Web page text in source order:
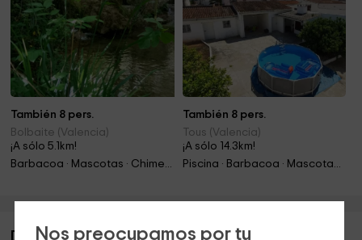
Nos preocupamos por tu
También 8 pers.
Bolbaite (Valencia)
¡A sólo 5.1km!
Barbacoa · Mascotas · Chimenea
También 8 pers.
Tous (Valencia)
¡A sólo 14.3km!
Piscina · Barbacoa · Mascotas · Chimenea